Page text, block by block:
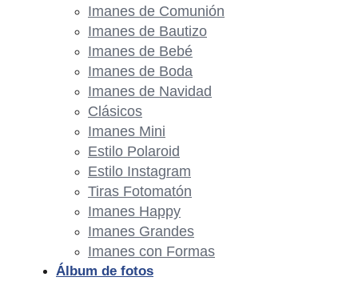
Imanes de Comunión
Imanes de Bautizo
Imanes de Bebé
Imanes de Boda
Imanes de Navidad
Clásicos
Imanes Mini
Estilo Polaroid
Estilo Instagram
Tiras Fotomatón
Imanes Happy
Imanes Grandes
Imanes con Formas
Álbum de fotos